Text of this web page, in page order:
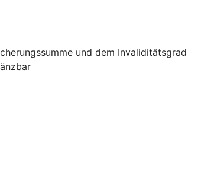
und dem Invaliditätsgrad